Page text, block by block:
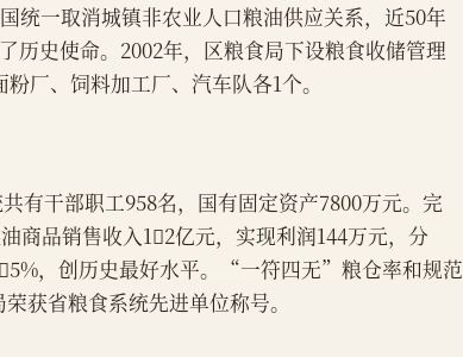
统一取消城镇非农业人口粮油供应关系，近50年
历史使命。2002年，区粮食局下设粮食收储管理
厂、饲料加工厂、汽车队各1个。
有干部职工958名，国有固定资产7800万元。完
商品销售收入12亿元，实现利润144万元，分
，创历史最好水平。“一符四无”粮仓率和规范
获省粮食系统先进单位称号。